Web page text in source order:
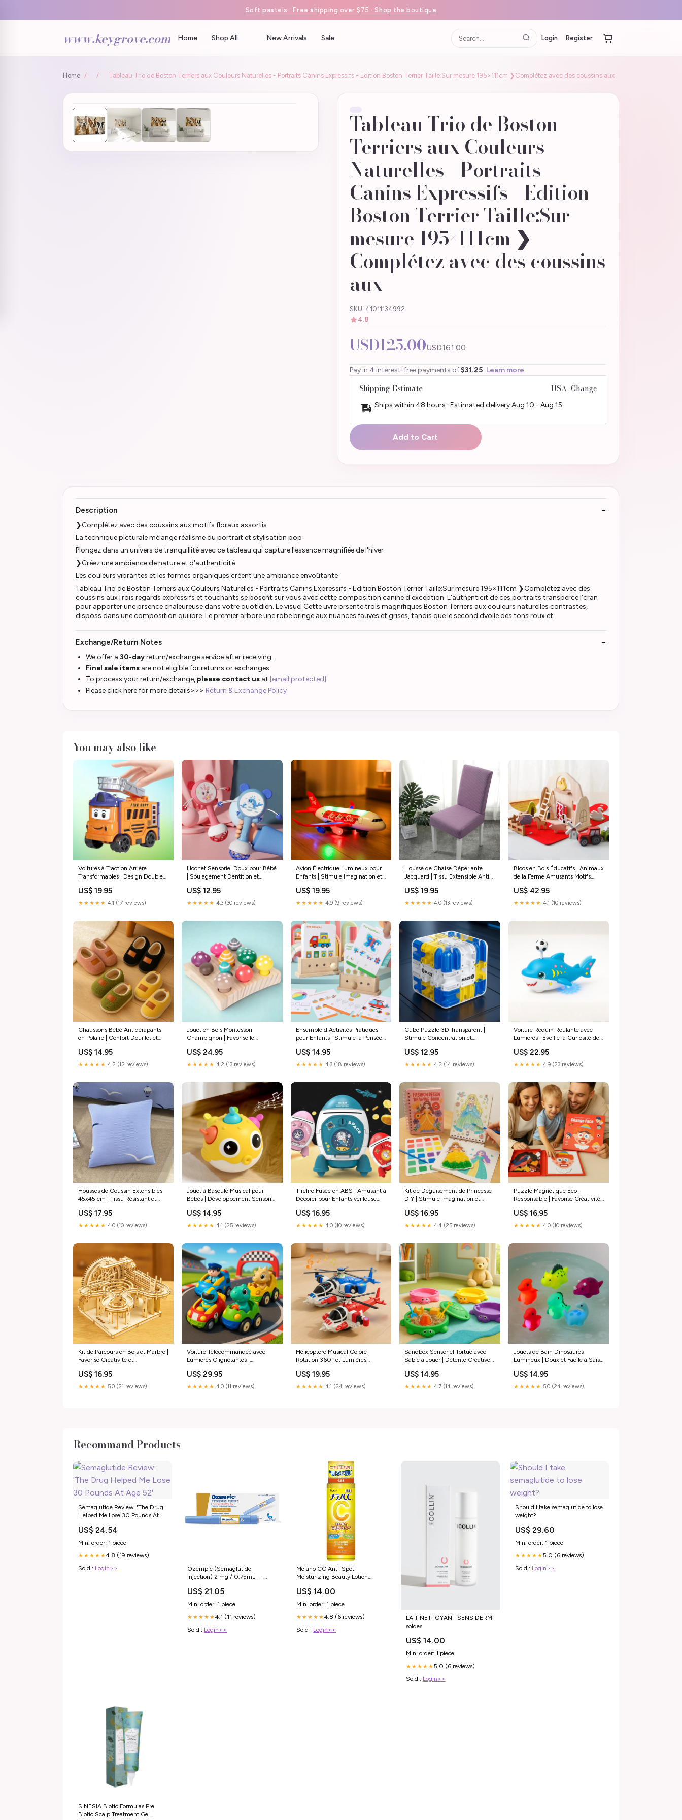
Soft pastels · Free shipping over $75 · Shop the boutique
www.keygrove.com Home Shop All New Arrivals Sale Login Register
Home / / Tableau Trio de Boston Terriers aux Couleurs Naturelles - Portraits Canins Expressifs - Edition Boston Terrier Taille:Sur mesure 195×111cm ❯Complétez avec des coussins aux
Tableau Trio de Boston
Terriers aux Couleurs
Naturelles - Portraits
Canins Expressifs - Edition
Boston Terrier Taille:Sur
mesure 195×111cm ❯
Complétez avec des coussins
aux
SKU: 41011134992
4.8
USD125.00USD161.00
Pay in 4 interest-free payments of $31.25 Learn more
Shipping Estimate USA Change
Ships within 48 hours · Estimated deliveryAug 10 - Aug 15
Add to Cart
Description
❯Complétez avec des coussins aux motifs floraux assortis
La technique picturale mélange réalisme du portrait et stylisation pop
Plongez dans un univers de tranquillité avec ce tableau qui capture l'essence magnifiée de l'hiver
❯Créez une ambiance de nature et d'authenticité
Les couleurs vibrantes et les formes organiques créent une ambiance envoûtante
Tableau Trio de Boston Terriers aux Couleurs Naturelles - Portraits Canins Expressifs - Edition Boston Terrier Taille:Sur mesure 195×111cm ❯Complétez avec des
coussins auxTrois regards expressifs et touchants se posent sur vous avec cette composition canine d'exception. L'authenticit de ces portraits transperce l'cran
pour apporter une prsence chaleureuse dans votre quotidien. Le visuel Cette uvre prsente trois magnifiques Boston Terriers aux couleurs naturelles contrastes,
disposs dans une composition quilibre. Le premier arbore une robe bringe aux nuances fauves et grises, tandis que le second dvoile des tons roux et
Exchange/Return Notes
We offer a 30-dayreturn/exchange service after receiving.
Final sale items are not eligible for returns or exchanges.
To process your return/exchange, please contact us at [email protected]
Please click here for more details>>> Return & Exchange Policy
You may also like
Voitures à Traction Arrière
Transformables | Design Double
Oversize
US$ 19.95
★★★★★ 4.1 (17 reviews)
Hochet Sensoriel Doux pour Bébé
| Soulagement Dentition et
US$ 12.95
★★★★★ 4.3 (30 reviews)
Avion Électrique Lumineux pour
Enfants | Stimule Imagination et
citrine
US$ 19.95
★★★★★ 4.9 (9 reviews)
Housse de Chaise Déperlante
Jacquard | Tissu Extensible Anti-
US$ 19.95
★★★★★ 4.0 (13 reviews)
Blocs en Bois Éducatifs | Animaux
de la Ferme Amusants Motifs
US$ 42.95
★★★★★ 4.1 (10 reviews)
Chaussons Bébé Antidérapants
en Polaire | Confort Douillet et
US$ 14.95
★★★★★ 4.2 (12 reviews)
Jouet en Bois Montessori
Champignon | Favorise le
Adulte
US$ 24.95
★★★★★ 4.2 (13 reviews)
Ensemble d'Activités Pratiques
pour Enfants | Stimule la Pensée
Ensemble:Animaux
US$ 14.95
★★★★★ 4.3 (18 reviews)
Cube Puzzle 3D Transparent |
Stimule Concentration et
US$ 12.95
★★★★★ 4.2 (14 reviews)
Voiture Requin Roulante avec
Lumières | Éveille la Curiosité des
US$ 22.95
★★★★★ 4.9 (23 reviews)
Housses de Coussin Extensibles
45x45 cm | Tissu Résistant et
rapide
US$ 17.95
★★★★★ 4.0 (10 reviews)
Jouet à Bascule Musical pour
Bébés | Développement Sensoriel
US$ 14.95
★★★★★ 4.1 (25 reviews)
Tirelire Fusée en ABS | Amusant à
Décorer pour Enfants veilleuse
US$ 16.95
★★★★★ 4.0 (10 reviews)
Kit de Déguisement de Princesse
DIY | Stimule Imagination et
US$ 16.95
★★★★★ 4.4 (25 reviews)
Puzzle Magnétique Éco-
Responsable | Favorise Créativité
US$ 16.95
★★★★★ 4.0 (10 reviews)
Kit de Parcours en Bois et Marbre |
Favorise Créativité et
Antitache
US$ 16.95
★★★★★ 5.0 (21 reviews)
Voiture Télécommandée avec
Lumières Clignotantes |
Enfants Ensemble Détente
US$ 29.95
★★★★★ 4.0 (11 reviews)
Hélicoptère Musical Coloré |
Rotation 360° et Lumières
Homme
US$ 19.95
★★★★★ 4.1 (24 reviews)
Sandbox Sensoriel Tortue avec
Sable à Jouer | Détente Créative
US$ 14.95
★★★★★ 4.7 (14 reviews)
Jouets de Bain Dinosaures
Lumineux | Doux et Facile à Saisir
US$ 14.95
★★★★★ 5.0 (24 reviews)
Recommand Products
Semaglutide Review: 'The Drug
Helped Me Lose 30 Pounds At
US$ 24.54
Min. order: 1 piece
★★★★★4.8 (19 reviews)
Sold : Login>>
Ozempic (Semaglutide
Injection) 2 mg / 0.75mL —
US$ 21.05
Min. order: 1 piece
★★★★★4.1 (11 reviews)
Sold : Login>>
Melano CC Anti-Spot
Moisturizing Beauty Lotion
US$ 14.00
Min. order: 1 piece
★★★★★4.8 (6 reviews)
Sold : Login>>
LAIT NETTOYANT SENSIDERM
soldes
US$ 14.00
Min. order: 1 piece
★★★★★5.0 (6 reviews)
Sold : Login>>
Should I take semaglutide to lose
weight?
US$ 29.60
Min. order: 1 piece
★★★★★5.0 (6 reviews)
Sold : Login>>
SINESIA Biotic Formulas Pre
Biotic Scalp Treatment Gel